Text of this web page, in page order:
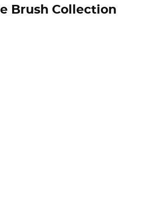
Brush Collection